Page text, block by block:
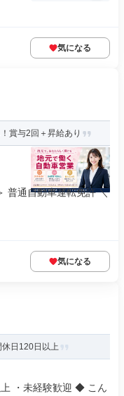
気になる
賞与2回＋昇給あり
普通自動車運転免許 ＼
気になる
日120日以上
・未経験歓迎 ◆ こん